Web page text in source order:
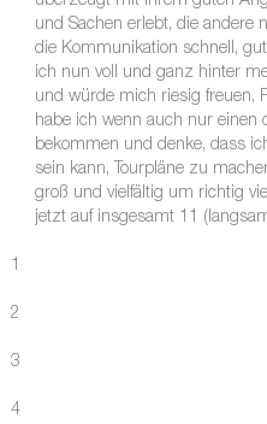
und Sachen erlebt, die andere
die Kommunikation schnell,
ich nun voll und ganz hinter
und würde mich riesig freuen,
habe ich wenn auch nur einen
bekommen und denke, dass
sein kann, Tourpläne zu
groß und vielfältig um richtig
jetzt auf insgesamt 11
1
2
3
4